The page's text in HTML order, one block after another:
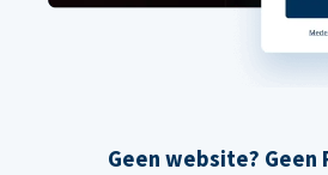
Geen website? Geen